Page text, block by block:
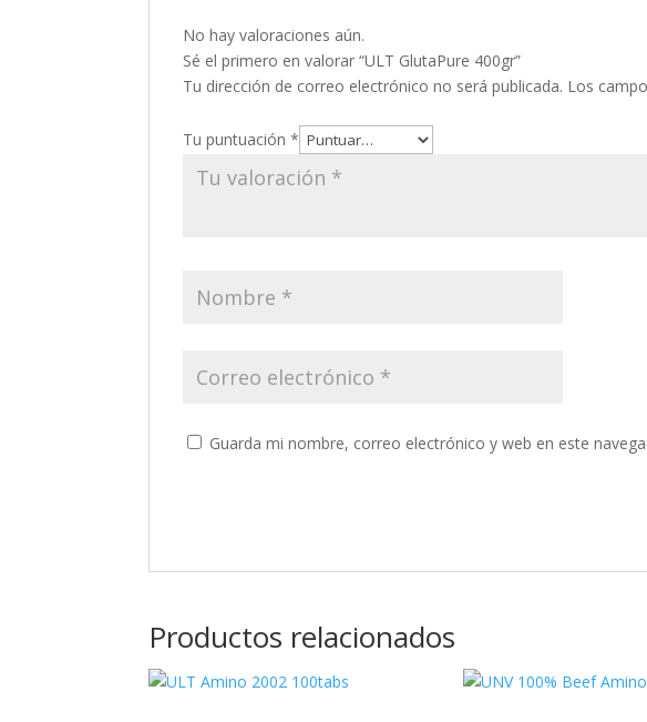
No hay valoraciones aún.
Sé el primero en valorar “ULT GlutaPure 400gr”
Tu dirección de correo electrónico no será publicada. Los
Tu puntuación*
Guarda mi nombre, correo electrónico y web en este
Productos relacionados